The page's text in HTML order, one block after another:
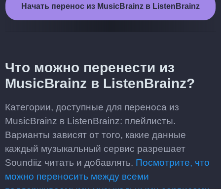
Начать перенос из MusicBrainz в ListenBrainz
Что можно перенести из
MusicBrainz в ListenBrainz?
Категории, доступные для переноса из
MusicBrainz в ListenBrainz: плейлисты.
Варианты зависят от того, какие данные
каждый музыкальный сервис разрешает
Soundiiz читать и добавлять. Посмотрите, что
можно переносить между всеми